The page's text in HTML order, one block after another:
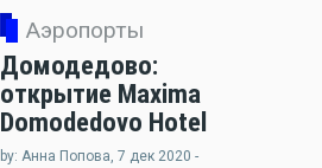
Аэропорты
Домодедово:
открытие Maxima
Domodedovo Hotel
by: Анна Попова, 7 дек 2020 -